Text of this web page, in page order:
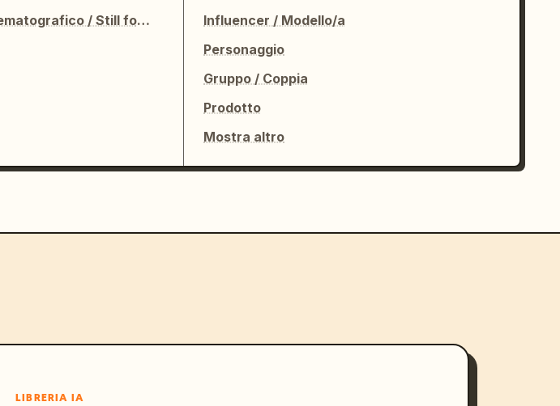
Fermo immagine cinematografico / Still fotografico
Influencer / Modello/a
Personaggio
Gruppo / Coppia
Prodotto
Mostra altro
LIBRERIA IA